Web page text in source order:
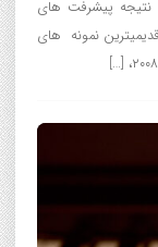
نتیجه پیشرفت های
نمونه های